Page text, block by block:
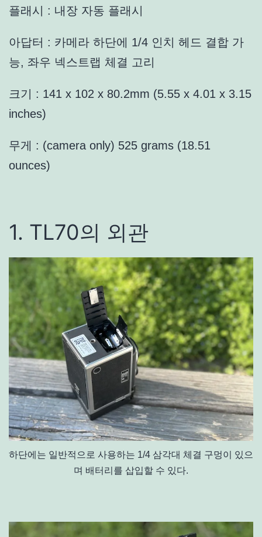
플래시 : 내장 자동 플래시
아답터 : 카메라 하단에 1/4 인치 헤드 결합 가
능, 좌우 넥스트랩 체결 고리
크기 : 141 x 102 x 80.2mm (5.55 x 4.01 x 3.15
inches)
무게 : (camera only) 525 grams (18.51
ounces)
1. TL70의 외관
하단에는 일반적으로 사용하는 1/4 삼각대 체결 구멍이 있으
며 배터리를 삽입할 수 있다.